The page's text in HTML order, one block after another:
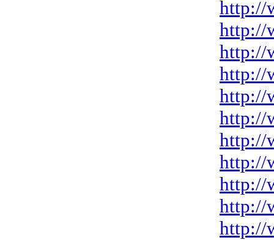
http://
http://
http://
http://
http://
http://
http://
http://
http://
http://
http://